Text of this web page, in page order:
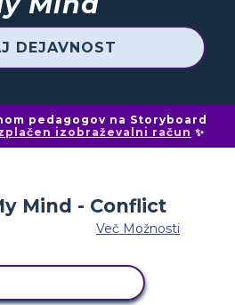
DEJAVNOST
pedagogov na Storyboard
izobraževalni račun ✨
Več Možnosti